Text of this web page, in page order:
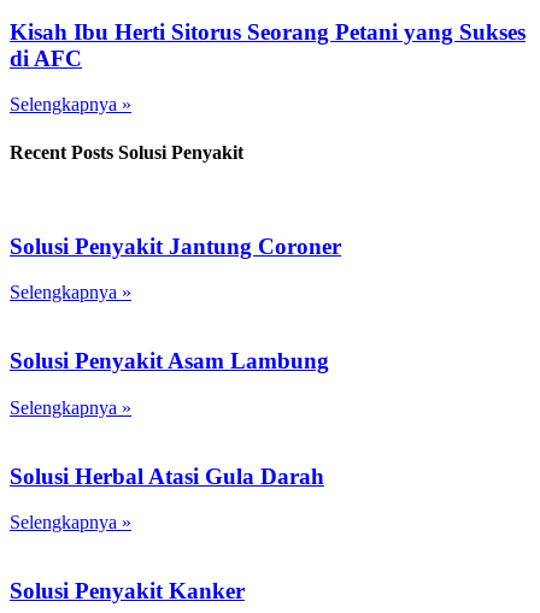
Kisah Ibu Herti Sitorus Seorang Petani yang Sukses
di AFC
Selengkapnya »
Recent Posts Solusi Penyakit
Solusi Penyakit Jantung Coroner
Selengkapnya »
Solusi Penyakit Asam Lambung
Selengkapnya »
Solusi Herbal Atasi Gula Darah
Selengkapnya »
Solusi Penyakit Kanker